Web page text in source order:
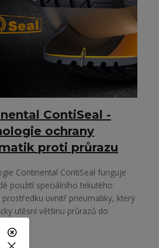
ContiSeal -
ochrany
proti průrazu
Continental ContiSeal funguje
použití speciálního tekutého
prostředku uvnitř pneumatiky, který
utěsní většinu průrazů do